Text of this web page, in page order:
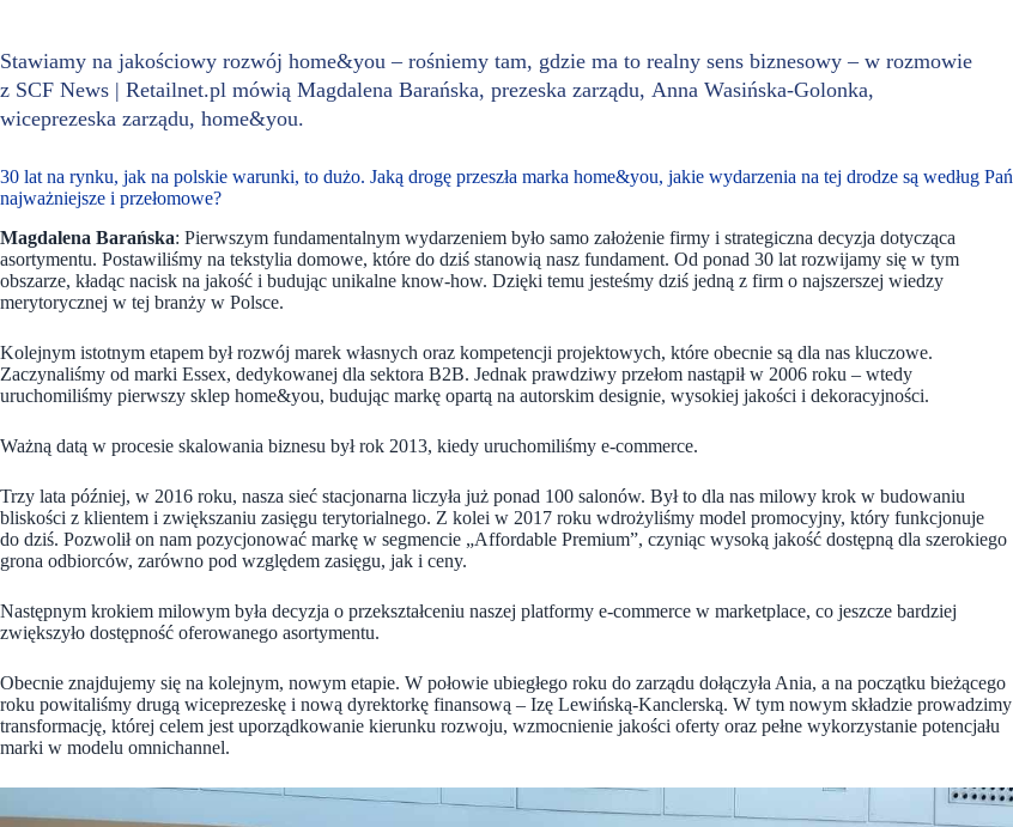
Stawiamy na jakościowy rozwój home&you – rośniemy tam, gdzie ma to realny sens biznesowy – w rozmowie
z SCF News | Retailnet.pl mówią Magdalena Barańska, prezeska zarządu, Anna Wasińska-Golonka,
wiceprezeska zarządu, home&you.
30 lat na rynku, jak na polskie warunki, to dużo. Jaką drogę przeszła marka home&you, jakie wydarzenia na tej drodze są według Pań
najważniejsze i przełomowe?
Magdalena Barańska: Pierwszym fundamentalnym wydarzeniem było samo założenie firmy i strategiczna decyzja dotycząca
asortymentu. Postawiliśmy na tekstylia domowe, które do dziś stanowią nasz fundament. Od ponad 30 lat rozwijamy się w tym
obszarze, kładąc nacisk na jakość i budując unikalne know-how. Dzięki temu jesteśmy dziś jedną z firm o najszerszej wiedzy
merytorycznej w tej branży w Polsce.
Kolejnym istotnym etapem był rozwój marek własnych oraz kompetencji projektowych, które obecnie są dla nas kluczowe.
Zaczynaliśmy od marki Essex, dedykowanej dla sektora B2B. Jednak prawdziwy przełom nastąpił w 2006 roku – wtedy
uruchomiliśmy pierwszy sklep home&you, budując markę opartą na autorskim designie, wysokiej jakości i dekoracyjności.
Ważną datą w procesie skalowania biznesu był rok 2013, kiedy uruchomiliśmy e-commerce.
Trzy lata później, w 2016 roku, nasza sieć stacjonarna liczyła już ponad 100 salonów. Był to dla nas milowy krok w budowaniu
bliskości z klientem i zwiększaniu zasięgu terytorialnego. Z kolei w 2017 roku wdrożyliśmy model promocyjny, który funkcjonuje
do dziś. Pozwolił on nam pozycjonować markę w segmencie „Affordable Premium”, czyniąc wysoką jakość dostępną dla szerokiego
grona odbiorców, zarówno pod względem zasięgu, jak i ceny.
Następnym krokiem milowym była decyzja o przekształceniu naszej platformy e-commerce w marketplace, co jeszcze bardziej
zwiększyło dostępność oferowanego asortymentu.
Obecnie znajdujemy się na kolejnym, nowym etapie. W połowie ubiegłego roku do zarządu dołączyła Ania, a na początku bieżącego
roku powitaliśmy drugą wiceprezeskę i nową dyrektorkę finansową – Izę Lewińską-Kanclerską. W tym nowym składzie prowadzimy
transformację, której celem jest uporządkowanie kierunku rozwoju, wzmocnienie jakości oferty oraz pełne wykorzystanie potencjału
marki w modelu omnichannel.